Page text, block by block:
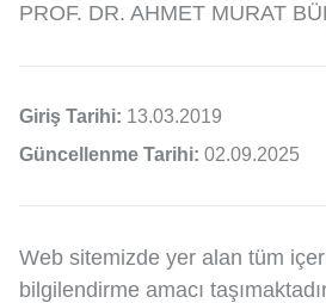
PROF. DR. AHMET MURAT
Giriş Tarihi: 13.03.2019
Güncellenme Tarihi: 02.09.2025
Web sitemizde yer alan tüm
bilgilendirme amacı